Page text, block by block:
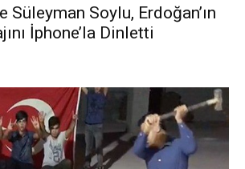
Süleyman Soylu, Erdoğan’ın
İphone’la Dinletti